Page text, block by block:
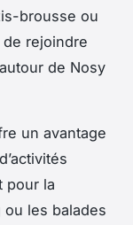
brousse ou
rejoindre
de Nosy
un avantage
pour la
les balades